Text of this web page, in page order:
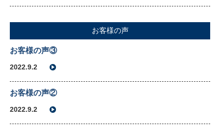
お客様の声
お客様の声③
2022.9.2
お客様の声②
2022.9.2